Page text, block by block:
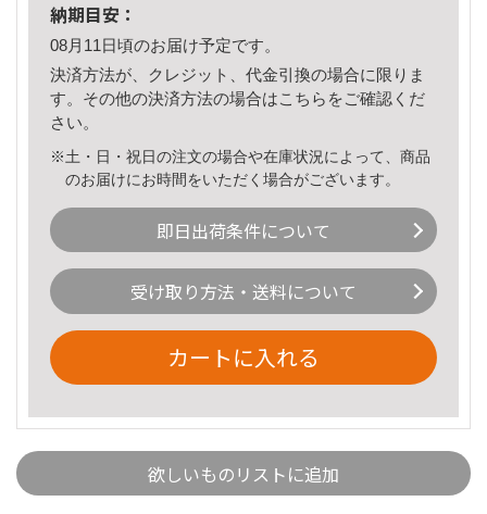
納期目安：
08月11日頃のお届け予定です。
決済方法が、クレジット、代金引換の場合に限りま
す。その他の決済方法の場合はこちら をご確認くだ
さい。
※土・日・祝日の注文の場合や在庫状況によって、商品
のお届けにお時間をいただく場合がございます。
即日出荷条件について
受け取り方法・送料について
カートに入れる
欲しいものリストに追加